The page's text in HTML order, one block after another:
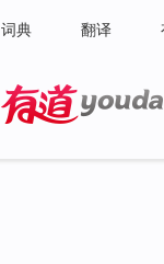
词典 翻译